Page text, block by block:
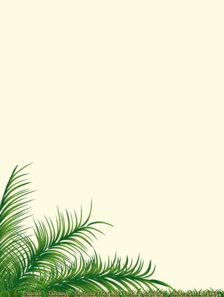
Главная Тайланд Острова Тайланда Отдых Тайланд Экскурсии Паттайя